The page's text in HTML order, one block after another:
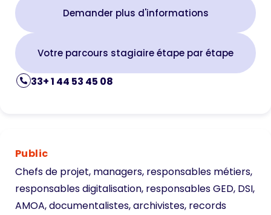
Demander plus d'informations
Votre parcours stagiaire étape par étape
33+ 1 44 53 45 08
Public
Chefs de projet, managers, responsables métiers,
responsables digitalisation, responsables GED, DSI,
AMOA, documentalistes, archivistes, records